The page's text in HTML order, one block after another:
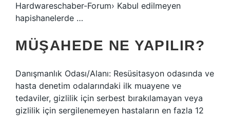
Hardwareschaber-Forum› Kabul edilmeyen
hapishanelerde …
MÜŞAHEDE NE YAPILIR?
Danışmanlık Odası/Alanı: Resüsitasyon odasında ve
hasta denetim odalarındaki ilk muayene ve
tedaviler, gizlilik için serbest bırakılamayan veya
gizlilik için sergilenemeyen hastaların en fazla 12